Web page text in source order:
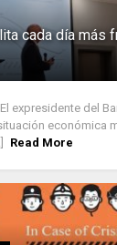
cada día más
expresidente del
económica
Read More